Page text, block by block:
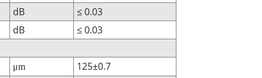
dB
≤ 0.03
dB
≤ 0.03
μm
125±0.7